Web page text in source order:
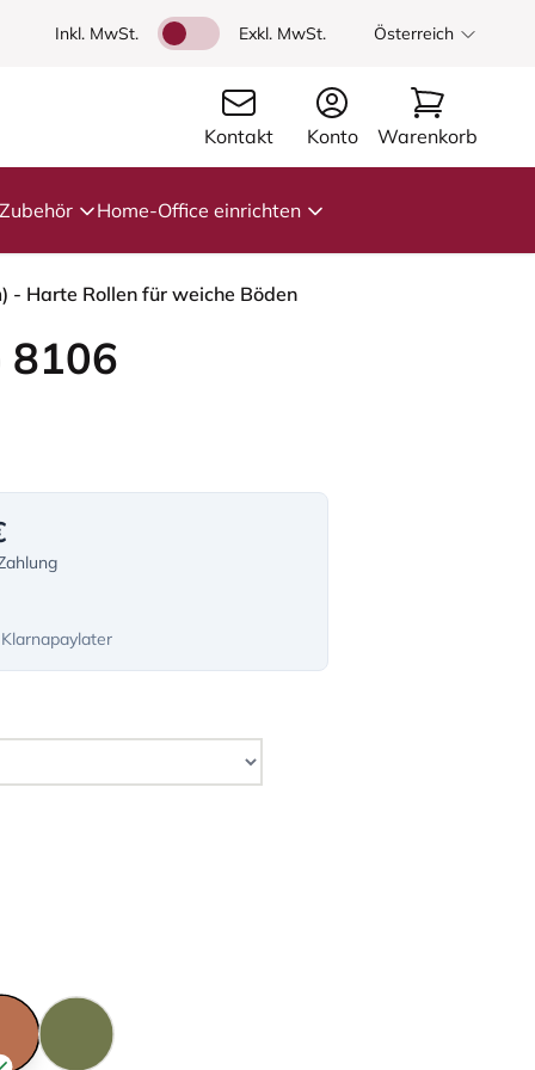
Inkl. MwSt. Exkl. MwSt. Österreich
Kontakt Konto Warenkorb
Zubehör Home-Office einrichten
- Harte Rollen für weiche Böden
8106